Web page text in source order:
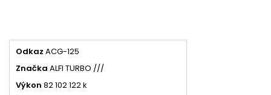
Odkaz ACG-125
Značka ALFI TURBO ///
Výkon 82 102 122 k